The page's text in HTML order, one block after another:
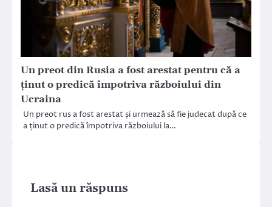
Un preot din Rusia a fost arestat pentru că a
ținut o predică împotriva războiului din
Ucraina
Un preot rus a fost arestat și urmează să fie judecat după ce
a ținut o predică împotriva războiului la…
Lasă un răspuns